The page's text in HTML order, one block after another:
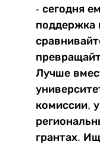
- сегодня
поддержка
Лучше
комиссии,
грантах.